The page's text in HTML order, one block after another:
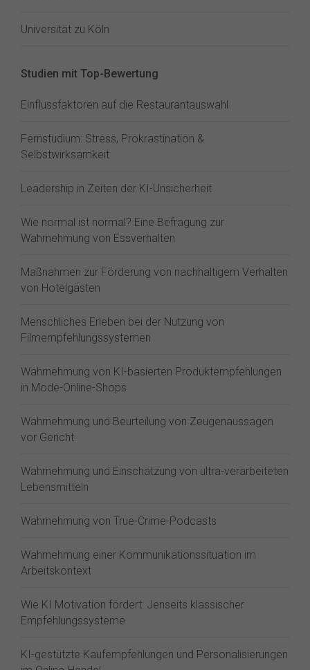
Universität zu Köln
Studien mit Top-Bewertung
Einflussfaktoren auf die Restaurantauswahl
Fernstudium: Stress, Prokrastination &
Selbstwirksamkeit
Leadership in Zeiten der KI-Unsicherheit
Wie normal ist normal? Eine Befragung zur
Wahrnehmung von Essverhalten
Maßnahmen zur Förderung von nachhaltigem Verhalten
von Hotelgästen
Menschliches Erleben bei der Nutzung von
Filmempfehlungssystemen
Wahrnehmung von KI-basierten Produktempfehlungen
in Mode-Online-Shops
Wahrnehmung und Beurteilung von Zeugenaussagen
vor Gericht
Wahrnehmung und Einschätzung von ultra-verarbeiteten
Lebensmitteln
Wahrnehmung von True-Crime-Podcasts
Wahrnehmung einer Kommunikationssituation im
Arbeitskontext
Wie KI Motivation fördert: Jenseits klassischer
Empfehlungssysteme
KI-gestützte Kaufempfehlungen und Personalisierungen